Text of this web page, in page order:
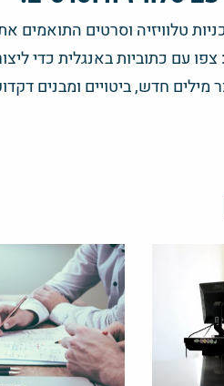
טלוויזיה וסרטים
: צפו עם כתוביות באנגלית כדי
מילים חדש, ביטויים ומבנים